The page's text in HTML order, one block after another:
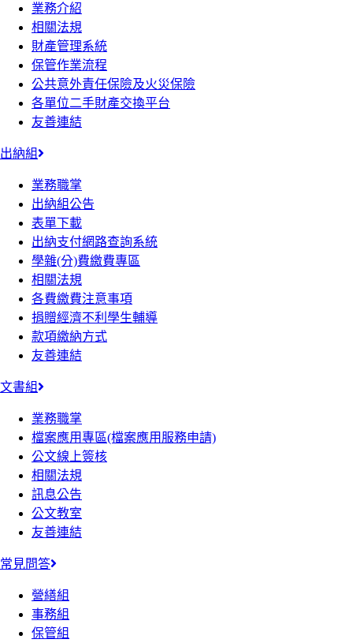
業務介紹
相關法規
財產管理系統
保管作業流程
公共意外責任保險及火災保險
各單位二手財產交換平台
友善連結
出納組
業務職掌
出納組公告
表單下載
出納支付網路查詢系統
學雜(分)費繳費專區
相關法規
各費繳費注意事項
捐贈經濟不利學生輔導
款項繳納方式
友善連結
文書組
業務職掌
檔案應用專區(檔案應用服務申請)
公文線上簽核
相關法規
訊息公告
公文教室
友善連結
常見問答
營繕組
事務組
保管組